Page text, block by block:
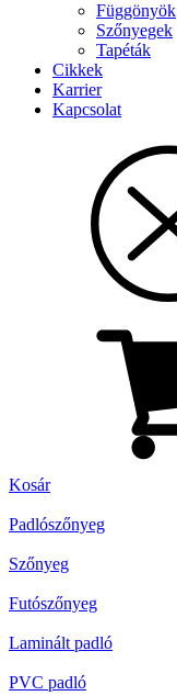
Függönyök
Szőnyegek
Tapéták
Cikkek
Karrier
Kapcsolat
Kosár
Padlószőnyeg
Szőnyeg
Futószőnyeg
Laminált padló
PVC padló